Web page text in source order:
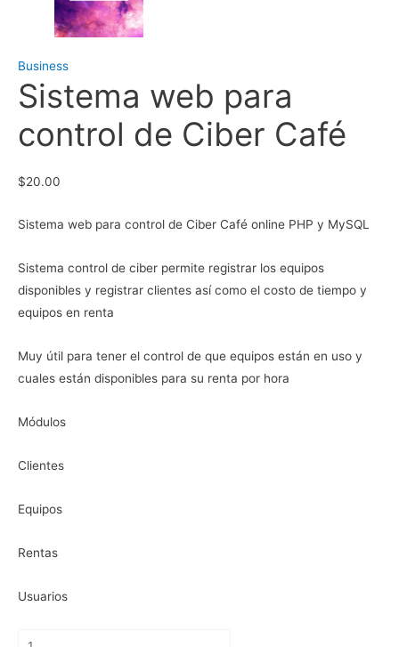
Business
Sistema web para
control de Ciber Café
$20.00
Sistema web para control de Ciber Café online PHP y MySQL
Sistema control de ciber permite registrar los equipos
disponibles y registrar clientes así como el costo de tiempo y
equipos en renta
Muy útil para tener el control de que equipos están en uso y
cuales están disponibles para su renta por hora
Módulos
Clientes
Equipos
Rentas
Usuarios
Sistema